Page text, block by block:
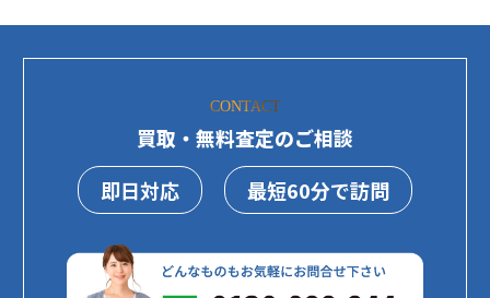
CONTACT
買取・無料査定のご相談
即日対応
最短60分で訪問